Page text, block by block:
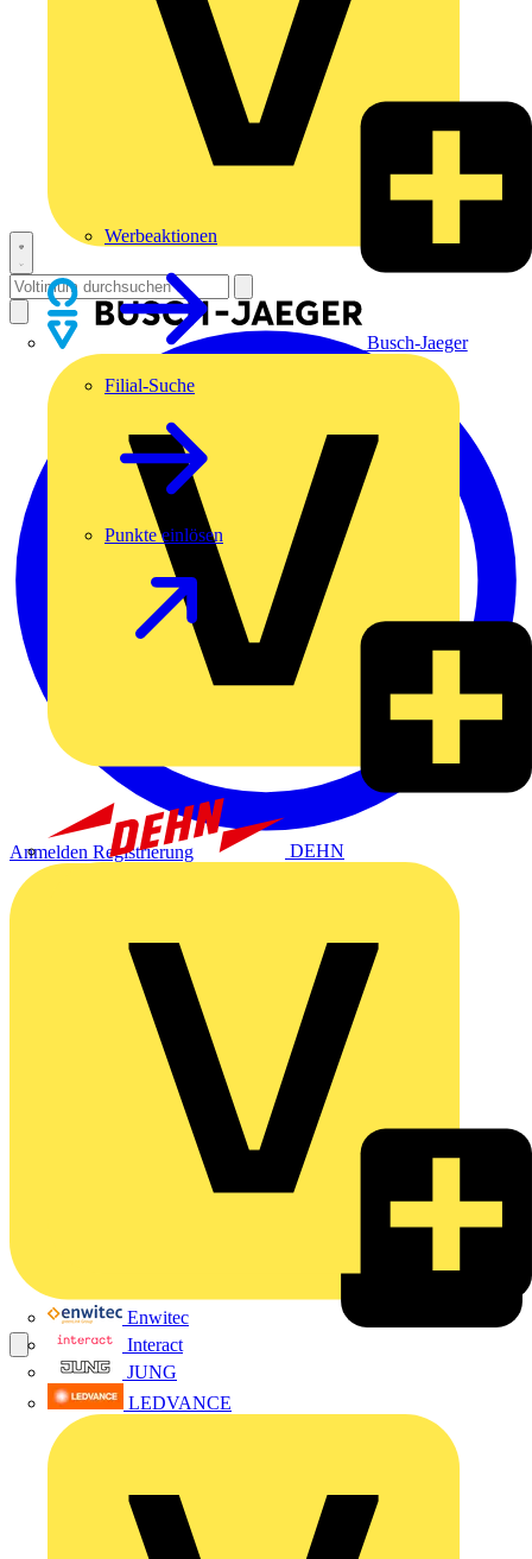
Busch-Jaeger
DEHN
Enwitec
Interact
JUNG
LEDVANCE
Werbeaktionen
Filial-Suche
Punkte einlösen
Anmelden Registrierung